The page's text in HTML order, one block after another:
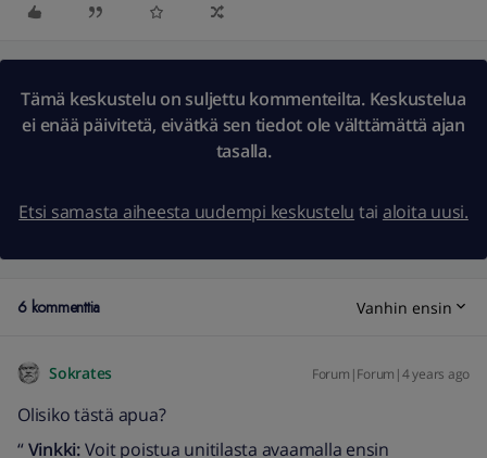
Tämä keskustelu on suljettu kommenteilta. Keskustelua
ei enää päivitetä, eivätkä sen tiedot ole välttämättä ajan
tasalla.
Etsi samasta aiheesta uudempi keskustelu tai aloita uusi.
6 kommenttia Vanhin ensin
Sokrates Forum|Forum|4 years ago
Olisiko tästä apua?
“ Vinkki:Voit poistua unitilasta avaamalla ensin